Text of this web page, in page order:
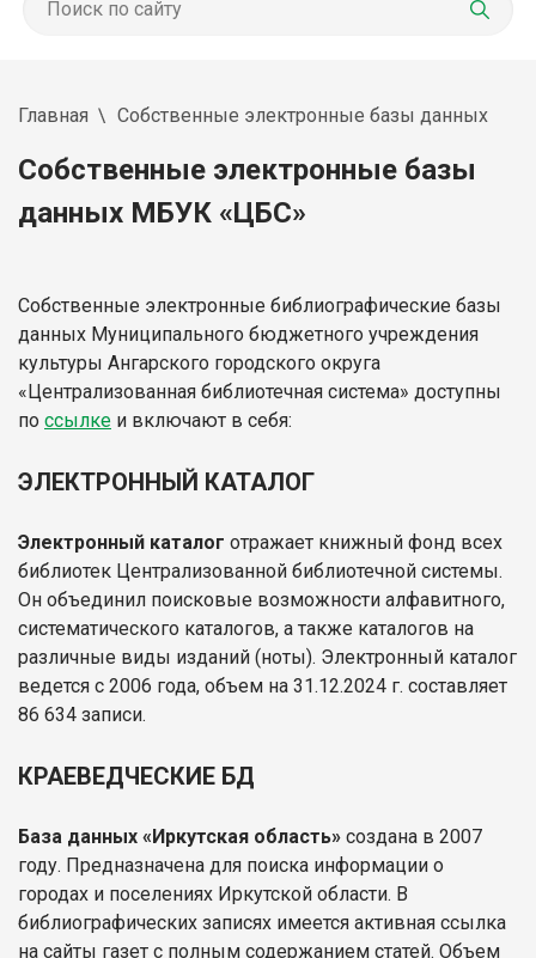
Главная Собственные электронные базы данных
Собственные электронные базы
данных МБУК «ЦБС»
Собственные электронные библиографические базы
данных Муниципального бюджетного учреждения
культуры Ангарского городского округа
«Централизованная библиотечная система» доступны
по ссылке и включают в себя:
ЭЛЕКТРОННЫЙ КАТАЛОГ
Электронный каталог отражает книжный фонд всех
библиотек Централизованной библиотечной системы.
Он объединил поисковые возможности алфавитного,
систематического каталогов, а также каталогов на
различные виды изданий (ноты). Электронный каталог
ведется с 2006 года, объем на 31.12.2024 г. составляет
86 634 записи.
КРАЕВЕДЧЕСКИЕ БД
База данных «Иркутская область» создана в 2007
году. Предназначена для поиска информации о
городах и поселениях Иркутской области. В
библиографических записях имеется активная ссылка
на сайты газет с полным содержанием статей. Объем